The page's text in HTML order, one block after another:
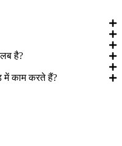
है?
में काम करते हैं?